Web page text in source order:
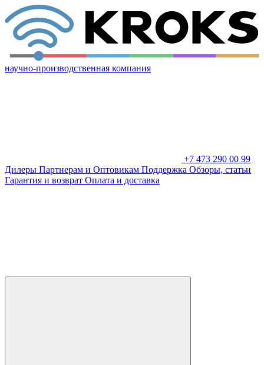
научно-производственная компания
+7 473 290 00 99
Дилеры Партнерам и Оптовикам Поддержка Обзоры, статьи
Гарантия и возврат Оплата и доставка